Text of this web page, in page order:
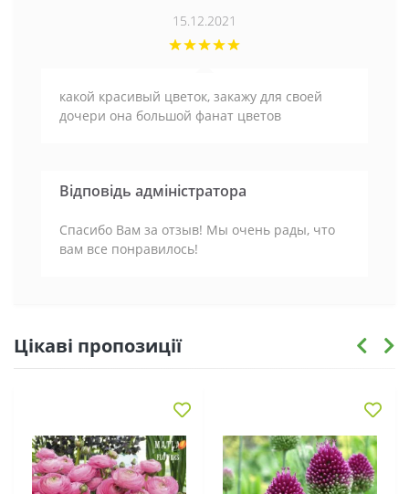
15.12.2021
какой красивый цветок, закажу для своей
дочери она большой фанат цветов
Відповідь адміністратора
Спасибо Вам за отзыв! Мы очень рады, что
вам все понравилось!
Цікаві пропозиції